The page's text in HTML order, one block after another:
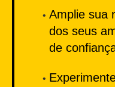
Amplie sua
dos seus
de